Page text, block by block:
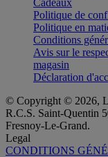
Politique de
Politique en
Conditions
Avis sur le
magasin
Déclaration
© Copyright © 2026,
R.C.S. Saint-Quentin
Fresnoy-Le-Grand.
Legal
CONDITIONS